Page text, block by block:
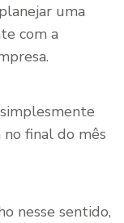
uma
com a
final do mês
nesse sentido,